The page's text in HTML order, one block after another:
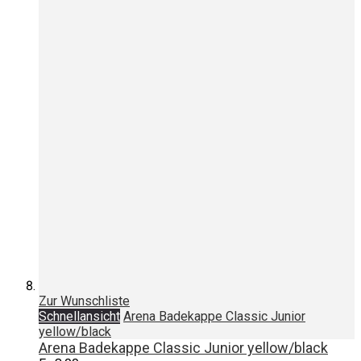
Zur Wunschliste
Schnellansicht Arena Badekappe Classic Junior
yellow/black
Arena Badekappe Classic Junior yellow/black